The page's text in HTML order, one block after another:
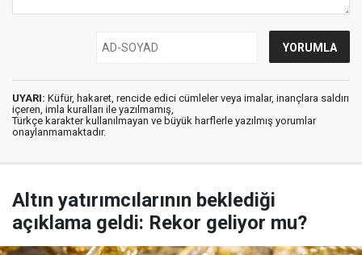
UYARI: Küfür, hakaret, rencide edici cümleler veya imalar, inançlara saldırı
içeren, imla kuralları ile yazılmamış,
Türkçe karakter kullanılmayan ve büyük harflerle yazılmış yorumlar
onaylanmamaktadır.
Altın yatırımcılarının beklediği
açıklama geldi: Rekor geliyor mu?